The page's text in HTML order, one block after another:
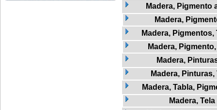
Madera, Pigmento
Madera,
Madera, Pigmentos,
Madera,
Madera,
Madera, Pinturas,
Madera, Tabla,
Madera, Tela